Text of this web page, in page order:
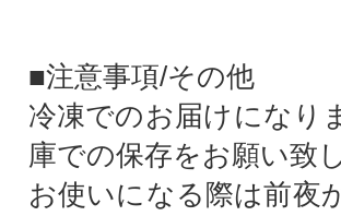
■注意事項/その他
冷凍でのお届けになり
庫での保存をお願い致
お使いになる際は前夜